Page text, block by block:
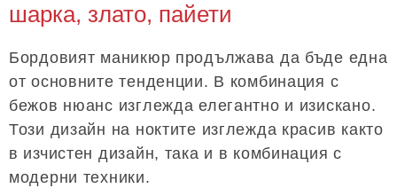
шарка, злато, пайети
Бордовият маникюр продължава да бъде една
от основните тенденции. В комбинация с
бежов нюанс изглежда елегантно и изискано.
Този дизайн на ноктите изглежда красив както
в изчистен дизайн, така и в комбинация с
модерни техники.